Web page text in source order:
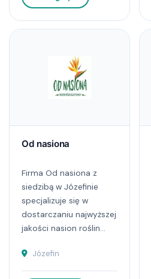
Od nasiona
Firma Od nasiona z
siedzibą w Józefinie
specjalizuje się w
dostarczaniu najwyższej
jakości nasion roślin...
Józefin